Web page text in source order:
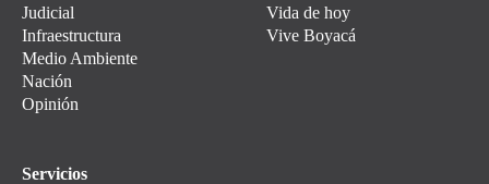
Judicial
Infraestructura
Medio Ambiente
Nación
Opinión
Vida de hoy
Vive Boyacá
Servicios